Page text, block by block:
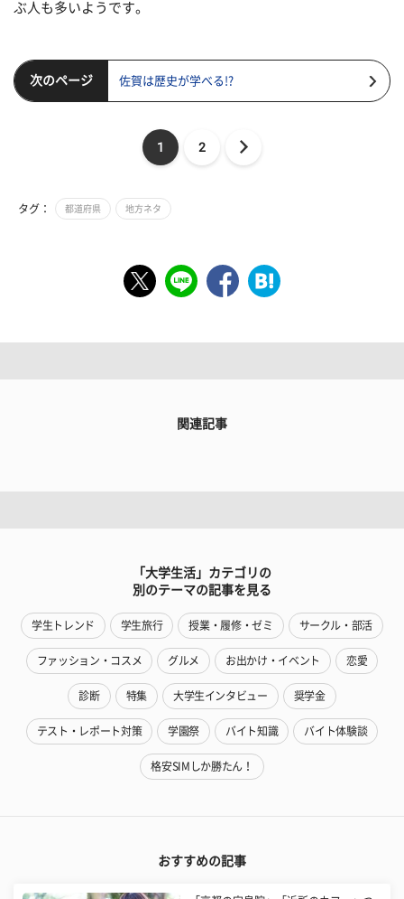
ぶ人も多いようです。
次のページ 佐賀は歴史が学べる!?
1 2
タグ： 都道府県 地方ネタ
関連記事
「大学生活」カテゴリの
別のテーマの記事を見る
学生トレンド 学生旅行 授業・履修・ゼミ サークル・部活
ファッション・コスメ グルメ お出かけ・イベント 恋愛
診断 特集 大学生インタビュー 奨学金
テスト・レポート対策 学園祭 バイト知識 バイト体験談
格安SIMしか勝たん！
おすすめの記事